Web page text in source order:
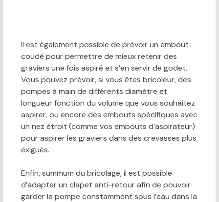
Il est également possible de prévoir un embout
coudé pour permettre de mieux retenir des
graviers une fois aspiré et s’en servir de godet.
Vous pouvez prévoir, si vous êtes bricoleur, des
pompes à main de différents diamètre et
longueur fonction du volume que vous souhaitez
aspirer, ou encore des embouts spécifiques avec
un nez étroit (comme vos embouts d’aspirateur)
pour aspirer les graviers dans des crevasses plus
exiguës.
Enfin, summum du bricolage, il est possible
d’adapter un clapet anti-retour afin de pouvoir
garder la pompe constamment sous l’eau dans la